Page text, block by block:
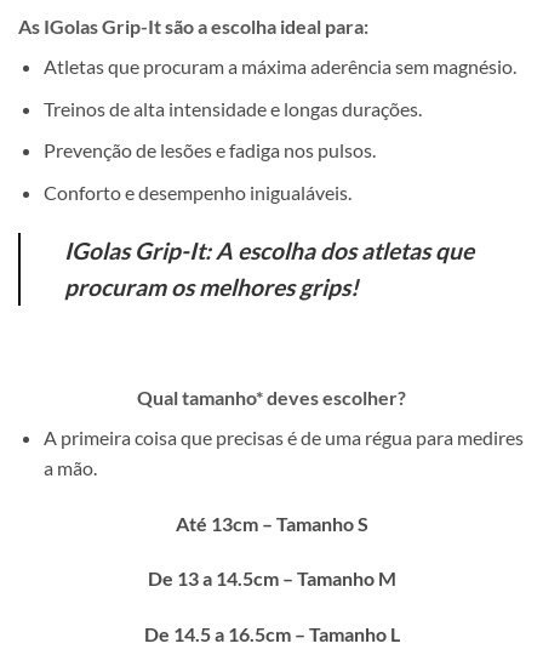
As IGolas Grip-It são a escolha ideal para:
Atletas que procuram a máxima aderência sem magnésio.
Treinos de alta intensidade e longas durações.
Prevenção de lesões e fadiga nos pulsos.
Conforto e desempenho inigualáveis.
IGolas Grip-It: A escolha dos atletas que
procuram os melhores grips!
Qual tamanho* deves escolher?
A primeira coisa que precisas é de uma régua para medires
a mão.
Até 13cm – Tamanho S
De 13 a 14.5cm – Tamanho M
De 14.5 a 16.5cm – Tamanho L